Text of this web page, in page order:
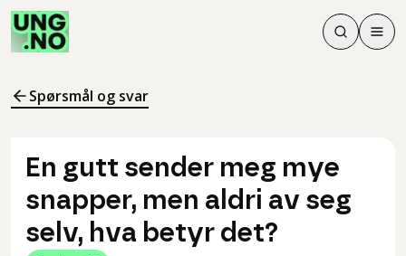
Søk
Søk
Meny
Spørsmål og svar
En gutt sender meg mye
snapper, men aldri av seg
selv, hva betyr det?